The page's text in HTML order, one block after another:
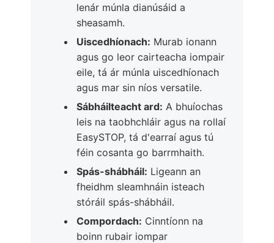
lenár múnla dianúsáid a
sheasamh.
Uiscedhíonach: Murab ionann
agus go leor cairteacha iompair
eile, tá ár múnla uiscedhíonach
agus mar sin níos versatile.
Sábháilteacht ard: A bhuíochas
leis na taobhchláir agus na rollaí
EasySTOP, tá d'earraí agus tú
féin cosanta go barrmhaith.
Spás-shábháil: Ligeann an
fheidhm sleamhnáin isteach
stóráil spás-shábháil.
Compordach: Cinntíonn na
boinn rubair iompar